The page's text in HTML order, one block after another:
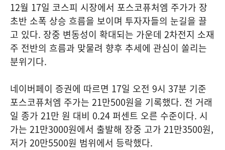
12월 17일 코스피 시장에서 포스코퓨처엠 주가가 장
초반 소폭 상승 흐름을 보이며 투자자들의 눈길을 끌
고 있다. 장중 변동성이 확대되는 가운데 2차전지 소재
주 전반의 흐름과 맞물려 향후 추세에 관심이 쏠리는
분위기다.
네이버페이 증권에 따르면 17일 오전 9시 37분 기준
포스코퓨처엠 주가는 21만500원을 기록했다. 전 거래
일 종가 21만 원 대비 0.24 퍼센트 오른 수준이다. 시
가는 21만3000원에서 출발해 장중 고가 21만3500원,
저가 20만5500원 범위에서 등락했다.